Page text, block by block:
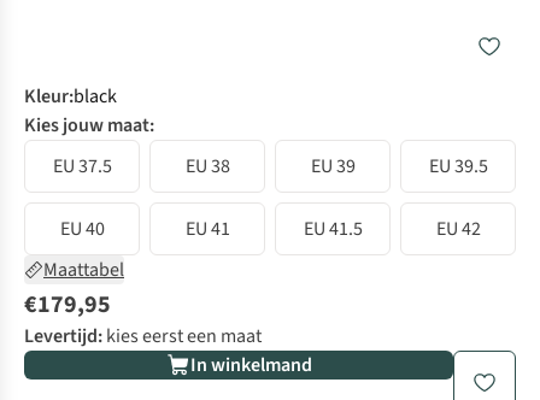
Kleur:black
Kies jouw maat:
EU 37.5
EU 38 EU 39 EU 39.5
EU 40 EU 41 EU 41.5
EU 42
Maattabel
€179,95
Levertijd:kies eerst een maat
In winkelmand